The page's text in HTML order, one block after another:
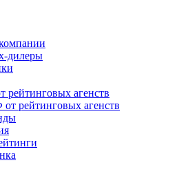
дилеры
рейтинговых агенств
рейтинговых агенств